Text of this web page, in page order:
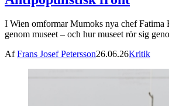
I Wien omformar Mumoks nya chef Fatima
genom museet – och hur museet rör sig
AfFrans Josef Petersson26.06.26Kritik